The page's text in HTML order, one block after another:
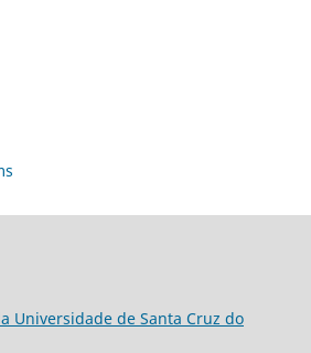
Universidade de Santa Cruz do